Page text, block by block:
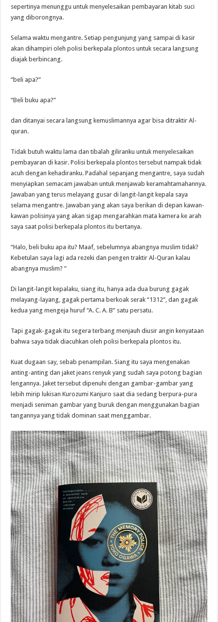
sepertinya menunggu untuk menyelesaikan pembayaran kitab suci
yang diborongnya.
Selama waktu mengantre. Setiap pengunjung yang sampai di kasir
akan dihampiri oleh polisi berkepala plontos untuk secara langsung
diajak berbincang.
“beli apa?”
“Beli buku apa?”
dan ditanyai secara langsung kemuslimannya agar bisa ditraktir Al-
quran.
Tidak butuh waktu lama dan tibalah giliranku untuk menyelesaikan
pembayaran di kasir. Polisi berkepala plontos tersebut nampak tidak
acuh dengan kehadiranku. Padahal sepanjang mengantre, saya sudah
menyiapkan semacam jawaban untuk menjawab keramahtamahannya.
Jawaban yang terus melayang gusar di langit-langit kepala saya
selama mengantre. Jawaban yang akan saya berikan di depan kawan-
kawan polisinya yang akan sigap mengarahkan mata kamera ke arah
saya saat polisi berkepala plontos itu bertanya.
“Halo, beli buku apa itu? Maaf, sebelumnya abangnya muslim tidak?
Kebetulan saya lagi ada rezeki dan pengen traktir Al-Quran kalau
abangnya muslim? ”
Di langit-langit kepalaku, siang itu, hanya ada dua burung gagak
melayang-layang, gagak pertama berkoak serak “1312”, dan gagak
kedua yang mengeja huruf “A. C. A. B” satu persatu.
Tapi gagak-gagak itu segera terbang menjauh diusir angin kenyataan
bahwa saya tidak diacuhkan oleh polisi berkepala plontos itu.
Kuat dugaan say, sebab penampilan. Siang itu saya mengenakan
anting-anting dan jaket jeans renyuk yang sudah saya potong bagian
lengannya. Jaket tersebut dipenuhi dengan gambar-gambar yang
lebih mirip lukisan Kurozumi Kanjuro saat dia sedang berpura-pura
menjadi seniman gambar yang buruk dengan menggunakan bagian
tangannya yang tidak dominan saat menggambar.